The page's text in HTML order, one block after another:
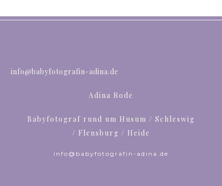
info@babyfotografin-adina.de
Adina Rode
Babyfotograf rund um Husum / Schleswig
/ Flensburg / Heide
info@babyfotografin-adina.de